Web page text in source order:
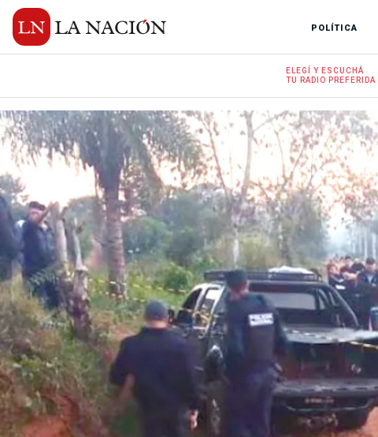
POLÍTICA
ELEGÍ Y ESCUCHÁ
TU RADIO PREFERIDA